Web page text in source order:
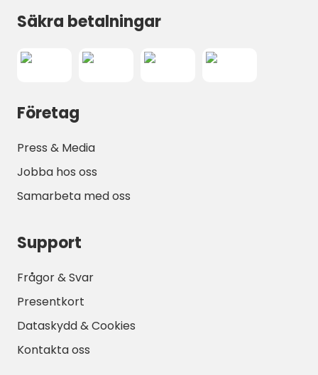
Säkra betalningar
Företag
Press & Media
Jobba hos oss
Samarbeta med oss
Support
Frågor & Svar
Presentkort
Dataskydd & Cookies
Kontakta oss